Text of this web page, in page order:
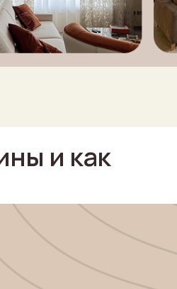
8 900 633 64 88
и как